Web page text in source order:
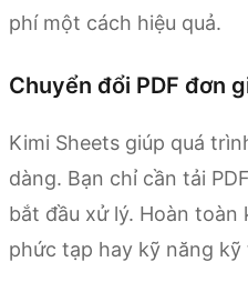
phí một cách hiệu quả.
Chuyển đổi PDF đơn
Kimi Sheets giúp quá
dàng. Bạn chỉ cần tải
bắt đầu xử lý. Hoàn
phức tạp hay kỹ năng kỹ